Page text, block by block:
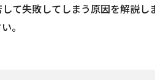
て失敗してしまう原因を解説
。